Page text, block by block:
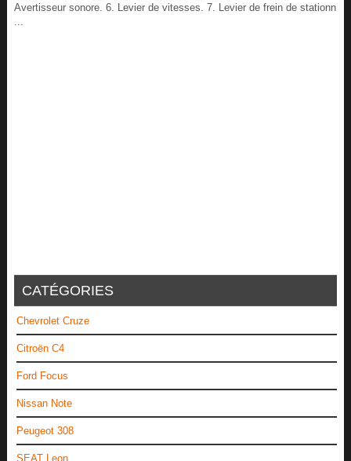
Avertisseur sonore. 6. Levier de vitesses. 7. Levier de frein de stationn
CATÉGORIES
Chevrolet Cruze
Citroën C4
Ford Focus
Nissan Note
Peugeot 308
SEAT Leon